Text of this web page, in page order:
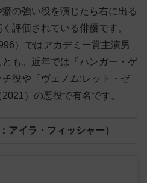
の強い役を演じたら右に出る
評価されている俳優です。
）ではアカデミー賞主演男
も。近年では「ハンガー・ゲ
役や「ヴェノム:レット・ゼ
）の悪役で有名です。
アイラ・フィッシャー）